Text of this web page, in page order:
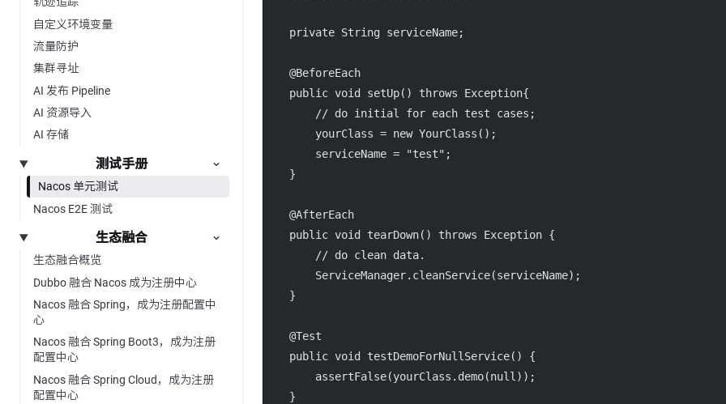
自定义环境变量
流量防护
集群寻址
AI 发布 Pipeline
AI 资源导入
AI 存储
测试手册
Nacos 单元测试
Nacos E2E 测试
生态融合
生态融合概览
Dubbo 融合 Nacos 成为注册中心
Nacos 融合 Spring，成为注册配置中
心
Nacos 融合 Spring Boot3，成为注册
配置中心
Nacos 融合 Spring Cloud，成为注册
配置中心
private String serviceName;
    @
BeforeEach
public void setUp() throws Exception{
// do initial for each test cases;
        yourClass
= new YourClass ();
        serviceName
= "test" ;
    }
    @
AfterEach
public void tearDown() throws Exception {
// do clean data.
        ServiceManager.
cleanService(serviceName);
    }
    @
Test
public void testDemoForNullService() {
assertFalse(yourClass. demo(null ));
    }